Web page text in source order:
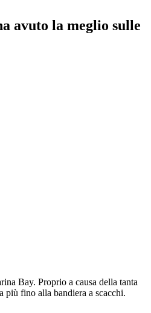
avuto la meglio sulle
Bay. Proprio a causa della tanta
più fino alla bandiera a scacchi.